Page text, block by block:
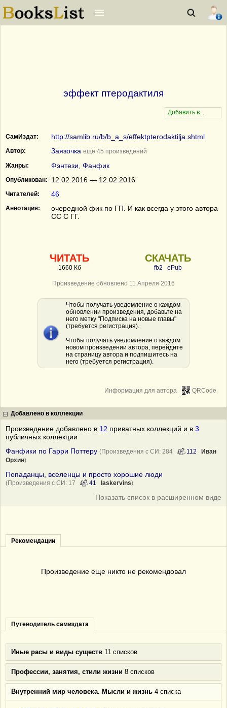
эффект птеродактиля
СамИздат: http://samlib.ru/b/b_a_s/effektpterodaktilja.shtml
Автор: Заязочка ещё 45 произведений
Жанры:
Фэнтези Фанфик
Опубликован: 12.02.2016 — 12.02.2016
Читателей: 46
Аннотация:
очередной фик по ГП. И как всегда у этого автора
СС С ГГ.
ЧИТАТЬ
1660 Кб
СКАЧАТЬ
fb2 ePub
Произведение обновлено 11 Апреля 2016
Чтобы получать уведомление о каждом
обновлении произведения, добавьте на
него метку "Подписка на новые главы"
(требуется регистрация).
Чтобы получать уведомление о каждом
новом произведении автора, перейдите
на страницу автора и подпишитесь на
него (требуется регистрация).
QRCode
Информация для автора
Добавлено в коллекции
Произведение добавлено в 12 приватных коллекций и в 3
публичных коллекции
Фанфики по Гарри Поттеру (Произведения с СИ: 284 112
Иван
Орхин)
Попаданцы, вселенцы и просто хорошие люди
(Произведения с СИ: 17 41 laskervins)
Показать список в расширенном виде
Рекомендации
Произведение еще никто не рекомендовал
Путеводитель самиздата
Иные расы и виды существ 11 списков
Профессии, занятия, стили жизни 8 списков
Внутренний мир человека. Мысли и жизнь 4 списка